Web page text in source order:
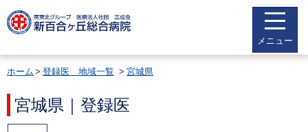
メニュー
ホーム 登録医 地域一覧 宮城県
宮城県｜登録医